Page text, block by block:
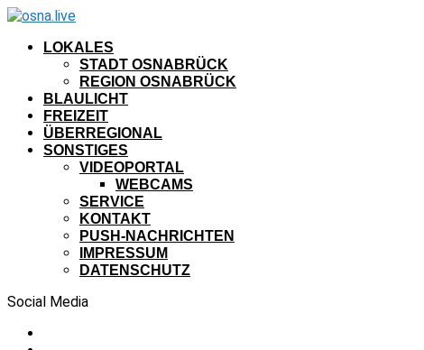
LOKALES
STADT OSNABRÜCK
REGION OSNABRÜCK
BLAULICHT
FREIZEIT
ÜBERREGIONAL
SONSTIGES
VIDEOPORTAL
WEBCAMS
SERVICE
KONTAKT
PUSH-NACHRICHTEN
IMPRESSUM
DATENSCHUTZ
Social Media